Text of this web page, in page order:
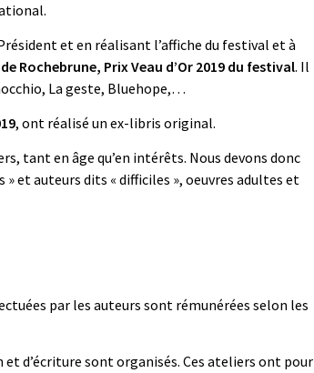
et en réalisant l’affiche du festival et à
Rochebrune, Prix Veau d’Or 2019 du festival. Il
La geste, Bluehope,…
, ont réalisé un ex-libris original.
tant en âge qu’en intérêts. Nous devons donc
et auteurs dits « difficiles », oeuvres adultes et
par les auteurs sont rémunérées selon les
d’écriture sont organisés. Ces ateliers ont pour